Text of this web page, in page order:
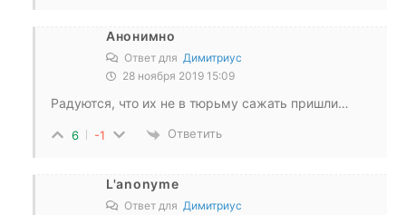
Анонимно
Ответ для Димитриус
28 ноября 2019 15:09
Радуются, что их не в тюрьму сажать пришли…
6 -1 Ответить
L'anonyme
Ответ для Димитриус